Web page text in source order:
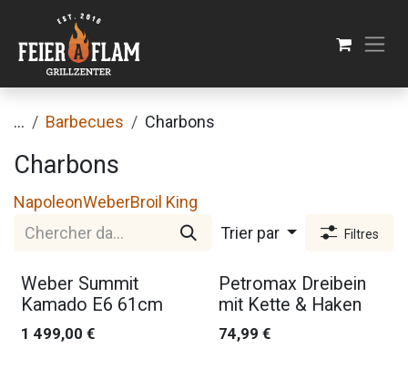
Se rendre au contenu
... Barbecues Charbons
Charbons
NapoleonWeberBroil King
Trier par
Filtres
Weber Summit
Kamado E6 61cm
1 499,00 €
Petromax Dreibein
mit Kette & Haken
74,99 €